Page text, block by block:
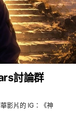
討論群
影片的 IG：《神